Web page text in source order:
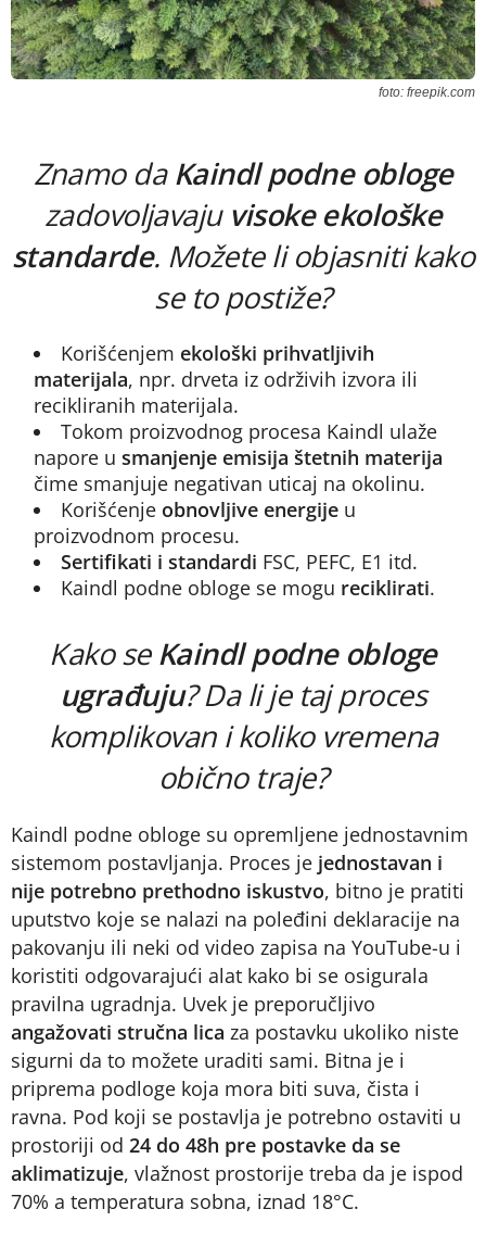
foto: freepik.com
Znamo daKaindl podne obloge
zadovoljavaju visoke ekološke
standarde. Možete li objasniti kako
se to postiže?
Korišćenjem ekološki prihvatljivih
materijala, npr. drveta iz održivih izvora ili
recikliranih materijala.
Tokom proizvodnog procesa Kaindl ulaže
napore u smanjenje emisija štetnih materija
čime smanjuje negativan uticaj na okolinu.
Korišćenje obnovljive energije u
proizvodnom procesu.
Sertifikati i standardi FSC, PEFC, E1 itd.
Kaindl podne obloge se mogu reciklirati.
Kako seKaindl podne obloge
ugrađuju? Da li je taj proces
komplikovan i koliko vremena
obično traje?
Kaindl podne obloge su opremljene jednostavnim
sistemom postavljanja. Proces je jednostavan i
nije potrebno prethodno iskustvo, bitno je pratiti
uputstvo koje se nalazi na poleđini deklaracije na
pakovanju ili neki od video zapisa na YouTube-u i
koristiti odgovarajući alat kako bi se osigurala
pravilna ugradnja. Uvek je preporučljivo
angažovati stručna lica za postavku ukoliko niste
sigurni da to možete uraditi sami. Bitna je i
priprema podloge koja mora biti suva, čista i
ravna. Pod koji se postavlja je potrebno ostaviti u
prostoriji od 24 do 48h pre postavke da se
aklimatizuje, vlažnost prostorije treba da je ispod
70% a temperatura sobna, iznad 18°C.